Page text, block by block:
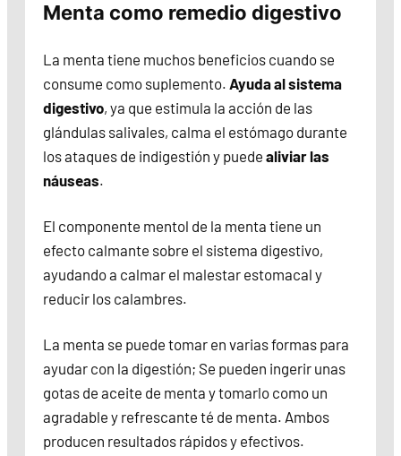
Menta como remedio digestivo
La menta tiene muchos beneficios cuando se
consume como suplemento. Ayuda al sistema
digestivo, ya que estimula la acción de las
glándulas salivales, calma el estómago durante
los ataques de indigestión y puede aliviar las
náuseas.
El componente mentol de la menta tiene un
efecto calmante sobre el sistema digestivo,
ayudando a calmar el malestar estomacal y
reducir los calambres.
La menta se puede tomar en varias formas para
ayudar con la digestión; Se pueden ingerir unas
gotas de aceite de menta y tomarlo como un
agradable y refrescante té de menta. Ambos
producen resultados rápidos y efectivos.